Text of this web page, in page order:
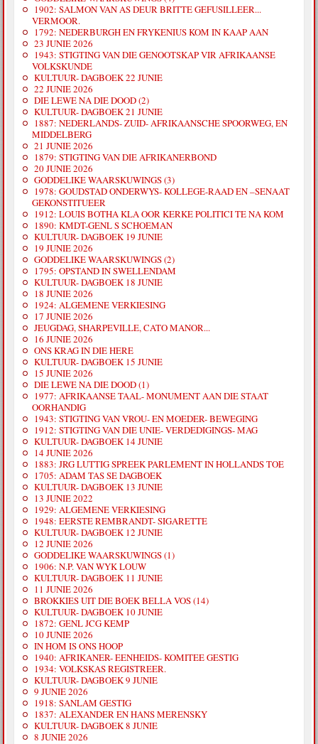
1902: SALMON VAN AS DEUR BRITTE GEFUSILLEER...
VERMOOR.
1792: NEDERBURGH EN FRYKENIUS KOM IN KAAP AAN
23 JUNIE 2026
1943: STIGTING VAN DIE GENOOTSKAP VIR AFRIKAANSE
VOLKSKUNDE
KULTUUR- DAGBOEK 22 JUNIE
22 JUNIE 2026
DIE LEWE NA DIE DOOD (2)
KULTUUR- DAGBOEK 21 JUNIE
1887: NEDERLANDS- ZUID- AFRIKAANSCHE SPOORWEG, EN
MIDDELBERG
21 JUNIE 2026
1879: STIGTING VAN DIE AFRIKANERBOND
20 JUNIE 2026
GODDELIKE WAARSKUWINGS (3)
1978: GOUDSTAD ONDERWYS- KOLLEGE-RAAD EN –SENAAT
GEKONSTITUEER
1912: LOUIS BOTHA KLA OOR KERKE POLITICI TE NA KOM
1890: KMDT-GENL S SCHOEMAN
KULTUUR- DAGBOEK 19 JUNIE
19 JUNIE 2026
GODDELIKE WAARSKUWINGS (2)
1795: OPSTAND IN SWELLENDAM
KULTUUR- DAGBOEK 18 JUNIE
18 JUNIE 2026
1924: ALGEMENE VERKIESING
17 JUNIE 2026
JEUGDAG, SHARPEVILLE, CATO MANOR...
16 JUNIE 2026
ONS KRAG IN DIE HERE
KULTUUR- DAGBOEK 15 JUNIE
15 JUNIE 2026
DIE LEWE NA DIE DOOD (1)
1977: AFRIKAANSE TAAL- MONUMENT AAN DIE STAAT
OORHANDIG
1943: STIGTING VAN VROU- EN MOEDER- BEWEGING
1912: STIGTING VAN DIE UNIE- VERDEDIGINGS- MAG
KULTUUR- DAGBOEK 14 JUNIE
14 JUNIE 2026
1883: JRG LUTTIG SPREEK PARLEMENT IN HOLLANDS TOE
1705: ADAM TAS SE DAGBOEK
KULTUUR- DAGBOEK 13 JUNIE
13 JUNIE 2022
1929: ALGEMENE VERKIESING
1948: EERSTE REMBRANDT- SIGARETTE
KULTUUR- DAGBOEK 12 JUNIE
12 JUNIE 2026
GODDELIKE WAARSKUWINGS (1)
1906: N.P. VAN WYK LOUW
KULTUUR- DAGBOEK 11 JUNIE
11 JUNIE 2026
BROKKIES UIT DIE BOEK BELLA VOS (14)
KULTUUR- DAGBOEK 10 JUNIE
1872: GENL JCG KEMP
10 JUNIE 2026
IN HOM IS ONS HOOP
1940: AFRIKANER- EENHEIDS- KOMITEE GESTIG
1934: VOLKSKAS REGISTREER.
KULTUUR- DAGBOEK 9 JUNIE
9 JUNIE 2026
1918: SANLAM GESTIG
1837: ALEXANDER EN HANS MERENSKY
KULTUUR- DAGBOEK 8 JUNIE
8 JUNIE 2026